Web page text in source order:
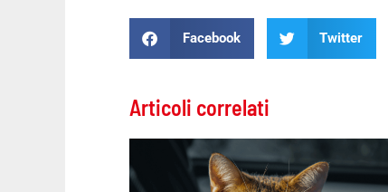
Facebook Twitter
Articoli correlati